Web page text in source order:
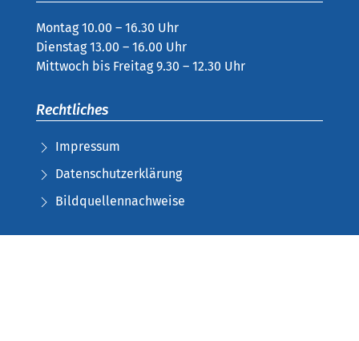
Montag 10.00 – 16.30 Uhr
Dienstag 13.00 – 16.00 Uhr
Mittwoch bis Freitag 9.30 – 12.30 Uhr
Rechtliches
Impressum
Datenschutzerklärung
Bildquellennachweise